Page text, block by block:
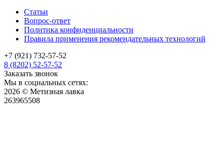
Статьи
Вопрос-ответ
Политика конфиденциальности
Правила применения рекомендательных технологий
+7 (921) 732-57-52
8 (8202) 52-57-52
Заказать звонок
Мы в социальных сетях:
2026 © Метизная лавка
263965508